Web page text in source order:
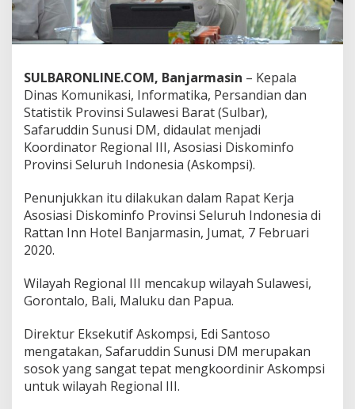
S
u
i
J
a
d
i
K
o
r
d
n
o
R
g
i
o
a
SULBARONLINE.COM, Banjarmasin – Kepala
Dinas Komunikasi, Informatika, Persandian dan
Statistik Provinsi Sulawesi Barat (Sulbar),
Safaruddin Sunusi DM, didaulat menjadi
Koordinator Regional III, Asosiasi Diskominfo
Provinsi Seluruh Indonesia (Askompsi).
Penunjukkan itu dilakukan dalam Rapat Kerja
Asosiasi Diskominfo Provinsi Seluruh Indonesia di
Rattan Inn Hotel Banjarmasin, Jumat, 7 Februari
2020.
Wilayah Regional III mencakup wilayah Sulawesi,
Gorontalo, Bali, Maluku dan Papua.
Direktur Eksekutif Askompsi, Edi Santoso
mengatakan, Safaruddin Sunusi DM merupakan
sosok yang sangat tepat mengkoordinir Askompsi
untuk wilayah Regional III.